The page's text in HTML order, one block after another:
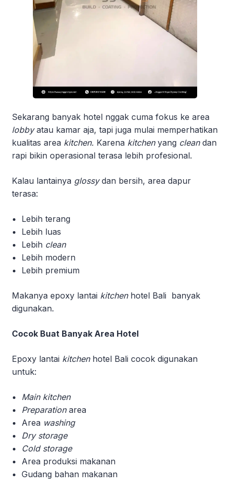
Sekarang banyak hotel nggak cuma fokus ke area
lobbyatau kamar aja, tapi juga mulai memperhatikan
kualitas area kitchen. Karena kitchenyang cleandan
rapi bikin operasional terasa lebih profesional.
Kalau lantainya glossydan bersih, area dapur
terasa:
Lebih terang
Lebih luas
Lebih clean
Lebih modern
Lebih premium
Makanya epoxy lantai kitchenhotel Bali banyak
digunakan.
Cocok Buat Banyak Area Hotel
Epoxy lantai kitchenhotel Bali cocok digunakan
untuk:
Main kitchen
Preparationarea
Area washing
Dry storage
Cold storage
Area produksi makanan
Gudang bahan makanan